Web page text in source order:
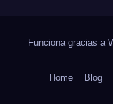
Funciona gracias a
Home Blog